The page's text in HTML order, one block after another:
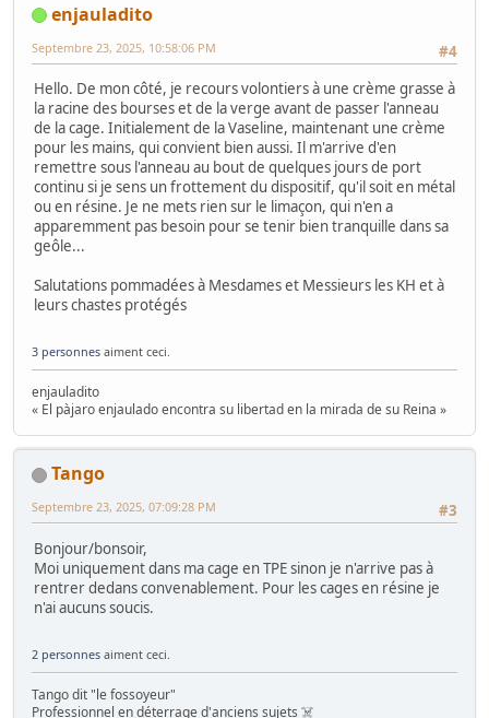
enjauladito
#4
Septembre 23, 2025, 10:58:06 PM
Hello. De mon côté, je recours volontiers à une crème grasse à
la racine des bourses et de la verge avant de passer l'anneau
de la cage. Initialement de la Vaseline, maintenant une crème
pour les mains, qui convient bien aussi. Il m'arrive d'en
remettre sous l'anneau au bout de quelques jours de port
continu si je sens un frottement du dispositif, qu'il soit en métal
ou en résine. Je ne mets rien sur le limaçon, qui n'en a
apparemment pas besoin pour se tenir bien tranquille dans sa
geôle...
Salutations pommadées à Mesdames et Messieurs les KH et à
leurs chastes protégés
3 personnes aiment ceci.
enjauladito
« El pàjaro enjaulado encontra su libertad en la mirada de su Reina »
Tango
#3
Septembre 23, 2025, 07:09:28 PM
Bonjour/bonsoir,
Moi uniquement dans ma cage en TPE sinon je n'arrive pas à
rentrer dedans convenablement. Pour les cages en résine je
n'ai aucuns soucis.
2 personnes aiment ceci.
Tango dit "le fossoyeur"
Professionnel en déterrage d'anciens sujets ☠️